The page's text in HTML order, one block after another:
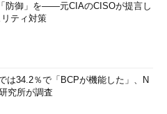
防御」を――元CIAのCISOが提言し
ティ対策
は34.2％で「BCPが機能した」、N
究所が調査